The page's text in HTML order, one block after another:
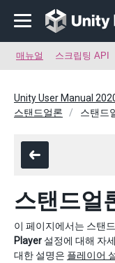
매뉴얼 스크립팅 API
Unity User Manual
스탠드얼론
스탠드
스탠드얼
이 페이지에서는 스탠
Player 설정에 대해 자
대한 설명은 플레이어